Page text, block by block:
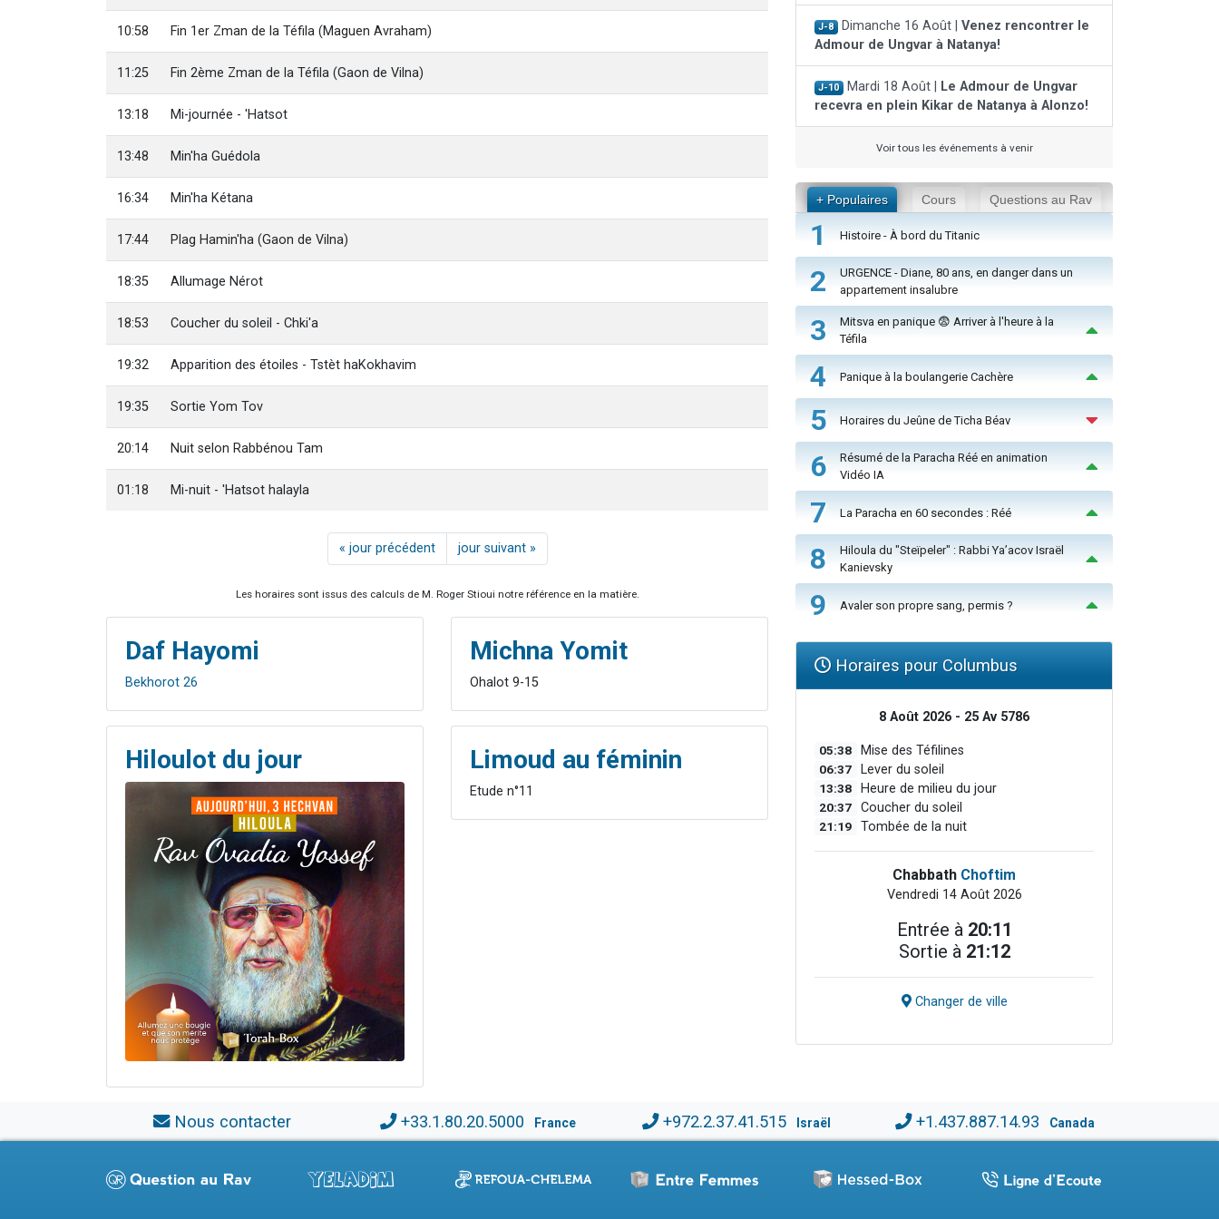
10:58 Fin 1er Zman de la Téfila (Maguen Avraham)
11:25 Fin 2ème Zman de la Téfila (Gaon de Vilna)
13:18 Mi-journée - 'Hatsot
13:48 Min'ha Guédola
16:34 Min'ha Kétana
17:44 Plag Hamin'ha (Gaon de Vilna)
18:35 Allumage Nérot
18:53 Coucher du soleil - Chki'a
19:32 Apparition des étoiles - Tstèt haKokhavim
19:35 Sortie Yom Tov
20:14 Nuit selon Rabbénou Tam
01:18 Mi-nuit - 'Hatsot halayla
« jour précédent jour suivant »
Les horaires sont issus des calculs de M. Roger Stioui notre référence en la matière.
Daf Hayomi
Bekhorot 26
Michna Yomit
Ohalot 9-15
Hiloulot du jour Limoud au féminin
Etude n°11
J-8 Dimanche 16 Août | Venez rencontrer le
Admour de Ungvar à Natanya!
J-10 Mardi 18 Août |
Le Admour de Ungvar
recevra en plein Kikar de Natanya à Alonzo!
Voir tous les événements à venir
+ Populaires Cours Questions au Rav
1 Histoire - À bord du Titanic
2
URGENCE - Diane, 80 ans, en danger dans un
appartement insalubre
3
Mitsva en panique 😨 Arriver à l'heure à la
Téfila
4 Panique à la boulangerie Cachère
5 Horaires du Jeûne de Ticha Béav
6
Résumé de la Paracha Réé en animation
Vidéo IA
7 La Paracha en 60 secondes : Réé
8
Hiloula du "Steïpeler" : Rabbi Ya’acov Israël
Kanievsky
9 Avaler son propre sang, permis ?
Horaires pour Columbus
8 Août 2026 - 25 Av 5786
05:38 Mise des Téfilines
06:37 Lever du soleil
13:38 Heure de milieu du jour
20:37 Coucher du soleil
21:19 Tombée de la nuit
Chabbath Choftim
Vendredi 14 Août 2026
Entrée à 20:11
Sortie à 21:12
Changer de ville
Nous contacter +33.1.80.20.5000 France +972.2.37.41.515 Israël +1.437.887.14.93 Canada